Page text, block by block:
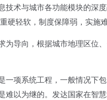
术与城市各功能模块的深
硬轻软，制度保障弱，实施难
导向，根据城市地理区位
项系统工程，一般情况下
难以为继的。发达国家在智